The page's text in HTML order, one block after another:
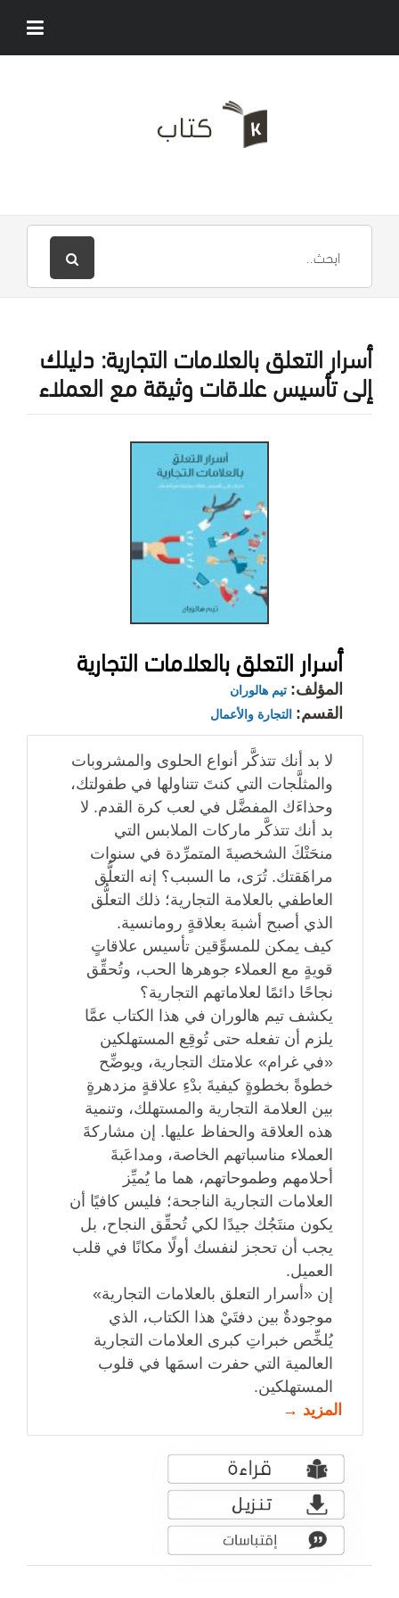
أسرار التعلق بالعلامات التجارية: دليلك
إلى تأسيس علاقات وثيقة مع العملاء
أسرار التعلق بالعلامات التجارية
المؤلف: تيم هالوران
القسم: التجارة والأعمال
لا بد أنك تتذكَّر أنواع الحلوى والمشروبات
والمثلَّجات التي كنتَ تتناولها في طفولتك،
وحذاءَك المفضَّل في لعب كرة القدم. لا
بد أنك تتذكَّر ماركات الملابس التي
منحَتْكَ الشخصيةَ المتمرِّدة في سنوات
مراهَقتك. تُرَى، ما السبب؟ إنه التعلُّق
العاطفي بالعلامة التجارية؛ ذلك التعلُّق
الذي أصبح أشبهَ بعلاقةٍ رومانسية.
كيف يمكن للمسوِّقين تأسيس علاقاتٍ
قويةٍ مع العملاء جوهرها الحب، وتُحقِّق
نجاحًا دائمًا لعلاماتهم التجارية؟
يكشف تيم هالوران في هذا الكتاب عمَّا
يلزم أن تفعله حتى تُوقِع المستهلكين
«في غرام» علامتك التجارية، ويوضِّح
خطوةً بخطوةٍ كيفيةَ بدْءِ علاقةٍ مزدهرةٍ
بين العلامة التجارية والمستهلك، وتنمية
هذه العلاقة والحفاظ عليها. إن مشاركةَ
العملاء مناسباتهم الخاصة، ومداعَبةَ
أحلامهم وطموحاتهم، هما ما يُميِّز
العلامات التجارية الناجحة؛ فليس كافيًا أن
يكون منتَجُك جيدًا لكي تُحقِّق النجاح، بل
يجب أن تحجز لنفسك أولًا مكانًا في قلب
العميل.
إن «أسرار التعلق بالعلامات التجارية»
موجودةٌ بين دفتَيْ هذا الكتاب، الذي
يُلخِّص خبراتِ كبرى العلامات التجارية
العالمية التي حفرت اسمَها في قلوب
المستهلكين.
المزيد →